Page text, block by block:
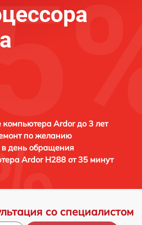
компьютера Ardor до 3 лет
по желанию
в день обращения
Ardor H288 от 35 минут
со специалистом